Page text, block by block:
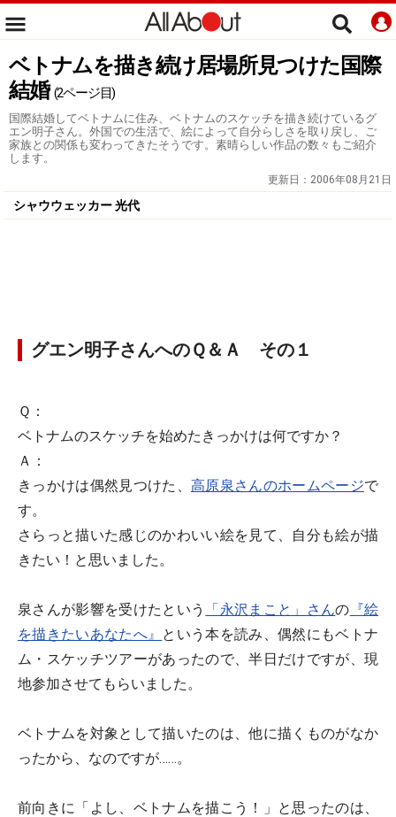
ベトナムを描き続け居場所見つけた国際
結婚 (2ページ目)
国際結婚してベトナムに住み、ベトナムのスケッチを描き続けているグ
エン明子さん。外国での生活で、絵によって自分らしさを取り戻し、ご
家族との関係も変わってきたそうです。素晴らしい作品の数々もご紹介
します。
更新日： 2006年08月21日
シャウウェッカー 光代
グエン明子さんへのＱ＆Ａ その１
Ｑ：
ベトナムのスケッチを始めたきっかけは何ですか？
Ａ：
きっかけは偶然見つけた、 高原泉さんのホームページで
す。
さらっと描いた感じのかわいい絵を見て、自分も絵が描
きたい！と思いました。
泉さんが影響を受けたという 「永沢まこと」さんの 『絵
を描きたいあなたへ』 という本を読み、偶然にもベトナ
ム・スケッチツアーがあったので、半日だけですが、現
地参加させてもらいました。
ベトナムを対象として描いたのは、他に描くものがなか
ったから、なのですが……。
前向きに「よし、ベトナムを描こう！」と思ったのは、